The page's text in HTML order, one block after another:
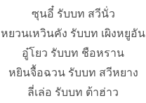
ซุนอี๋ รับบท สวีนั่ว
หยวนเหวินคัง รับบท เผิงหยูอัน
อู๋โยว รับบท ชือหราน
หยินจื้อฉวน รับบท สวีหยาง
ลี่เล่อ รับบท ต้าฮ่าว